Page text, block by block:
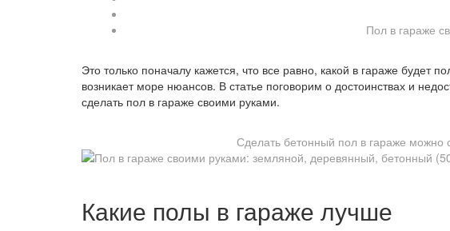
Пол в гараже
Это только поначалу кажется, что все равно, какой в гараже будет
возникает море нюансов. В статье поговорим о достоинствах и
сделать пол в гараже своими руками.
Сделать бетонный пол в гараже можно
Какие полы в гараже лучше